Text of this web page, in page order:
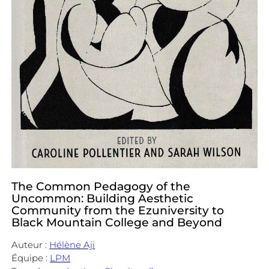
The Common Pedagogy of the
Uncommon: Building Aesthetic
Community from the Ezuniversity to
Black Mountain College and Beyond
Auteur : Hélène Aji
Équipe : LPM